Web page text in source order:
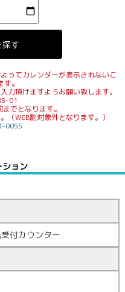
ってカレンダーが表示されないこ
。
力頂けますようお願い致します。
01
でとなります。
（WEB割対象外となります。）
0055
ション
付カウンター